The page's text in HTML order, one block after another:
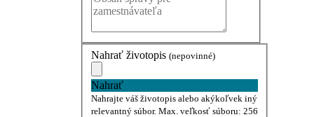
Nahrať životopis (nepovinné)
Nahrať
Nahrajte váš životopis alebo akýkoľvek iný
relevantný súbor. Max. veľkosť súboru: 256